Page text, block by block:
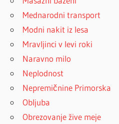
Mednarodni transport
Modni nakit iz lesa
Mravljinci v levi roki
Naravno milo
Neplodnost
Nepremičnine Primorska
Obljuba
Obrezovanje žive meje